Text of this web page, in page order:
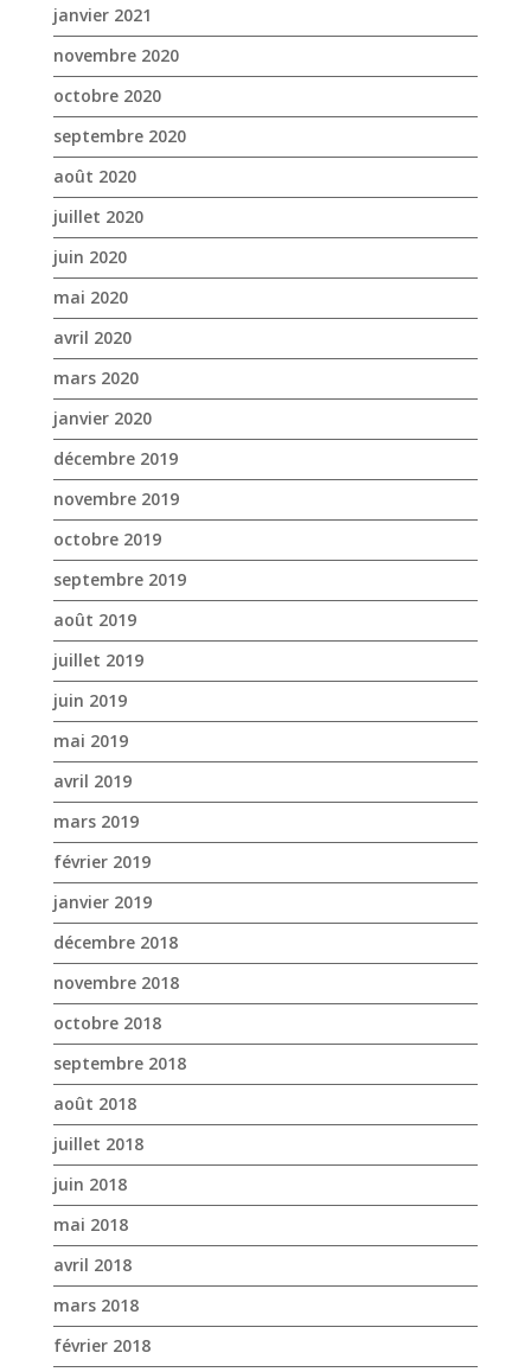
janvier 2021
novembre 2020
octobre 2020
septembre 2020
août 2020
juillet 2020
juin 2020
mai 2020
avril 2020
mars 2020
janvier 2020
décembre 2019
novembre 2019
octobre 2019
septembre 2019
août 2019
juillet 2019
juin 2019
mai 2019
avril 2019
mars 2019
février 2019
janvier 2019
décembre 2018
novembre 2018
octobre 2018
septembre 2018
août 2018
juillet 2018
juin 2018
mai 2018
avril 2018
mars 2018
février 2018